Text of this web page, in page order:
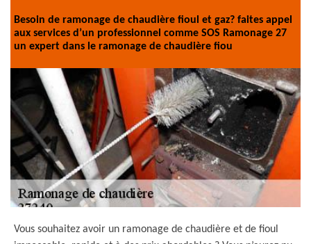
Besoin de ramonage de chaudière fioul et gaz? faites appel
aux services d’un professionnel comme SOS Ramonage 27
un expert dans le ramonage de chaudière fiou
Vous souhaitez avoir un ramonage de chaudière et de fioul